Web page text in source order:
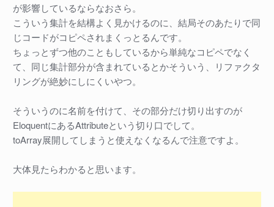
が影響しているならなおさら。
こういう集計を結構よく見かけるのに、結局そのあたりで同
じコードがコピペされまくっとるんです。
ちょっとずつ他のこともしているから単純なコピペでなく
て、同じ集計部分が含まれているとかそういう、リファクタ
リングが絶妙にしにくいやつ。
そういうのに名前を付けて、その部分だけ切り出すのが
EloquentにあるAttributeという切り口でして。
toArray展開してしまうと使えなくなるんで注意ですよ。
大体見たらわかると思います。